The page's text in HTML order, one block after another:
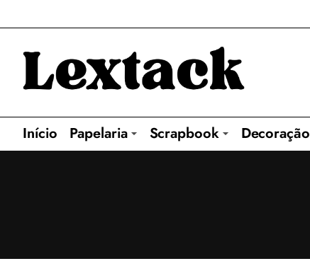
Início Papelaria Scrapbook Decoração